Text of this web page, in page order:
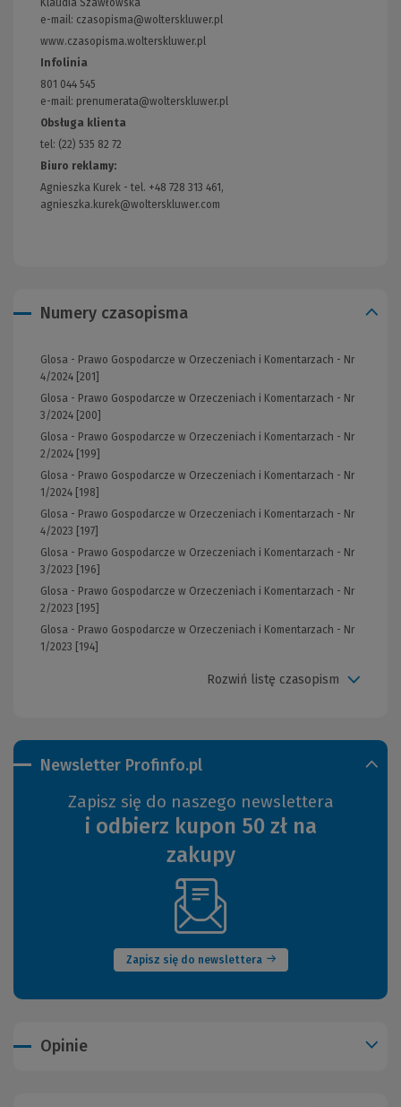
Newsletter Profinfo.pl
Zapisz się do naszego newslettera
i odbierz kupon 50 zł na
zakupy
Zapisz się do newslettera
(Nowe
okno)
e-mail: czasopisma@wolterskluwer.pl
www.czasopisma.wolterskluwer.pl
Infolinia
801 044 545
e-mail: prenumerata@wolterskluwer.pl
Obsługa klienta
tel: (22) 535 82 72
Biuro reklamy:
Agnieszka Kurek - tel. +48 728 313 461,
agnieszka.kurek@wolterskluwer.com
Numery czasopisma
Glosa - Prawo Gospodarcze w Orzeczeniach i Komentarzach - Nr
4/2024 [201]
Glosa - Prawo Gospodarcze w Orzeczeniach i Komentarzach - Nr
3/2024 [200]
Glosa - Prawo Gospodarcze w Orzeczeniach i Komentarzach - Nr
2/2024 [199]
Glosa - Prawo Gospodarcze w Orzeczeniach i Komentarzach - Nr
1/2024 [198]
Glosa - Prawo Gospodarcze w Orzeczeniach i Komentarzach - Nr
4/2023 [197]
Glosa - Prawo Gospodarcze w Orzeczeniach i Komentarzach - Nr
3/2023 [196]
Glosa - Prawo Gospodarcze w Orzeczeniach i Komentarzach - Nr
2/2023 [195]
Glosa - Prawo Gospodarcze w Orzeczeniach i Komentarzach - Nr
1/2023 [194]
Rozwiń listę czasopism
Opinie